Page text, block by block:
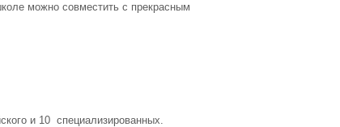
можно совместить с прекрасным
и 10 специализированных.